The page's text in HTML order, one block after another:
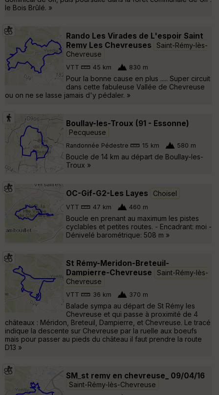
le Bois Brûlé. »
Rando Les Virades de L'espoir Saint
Remy Les Chevreuses
Saint-Rémy-lès-
Chevreuse
VTT 45 km 830 m
Pour la bonne cause en plus ..... Super circuit
dans cette fabuleuse Vallée de Chevreuse
ou on ne se lasse jamais d'y pédaler. »
Boullay-les-Troux (91 - Essonne)
Pecqueuse
Randonnée Pédestre 15 km 580 m
Boucle de 14 km au départ de Boullay-les-
Troux »
OC-Gif-G2-Les Layes Choisel
VTT 47 km 460 m
Boucle en prenant au maximum les pistes
cyclables et petites routes. - Encadrant: moi -
Dénivelé barométrique: 508 m »
St Rémy-Meridon-Breteuil-
Dampierre-Chevreuse
Saint-Rémy-lès-
Chevreuse
VTT 36 km 370 m
Balade sympa au départ de St Rémy les
Chevreuse et qui passe à proximité de 4
châteaux : Méridon, Breteuil, Dampierre, et Chevreuse. Le tracé
indique la descente sur Chevreuse par la ruelle aux boeufs
mais pour passer au pieds du château il faut prendre la route
D13 »
SM_st remy en chevreuse_ 09/04/16
Saint-Rémy-lès-Chevreuse